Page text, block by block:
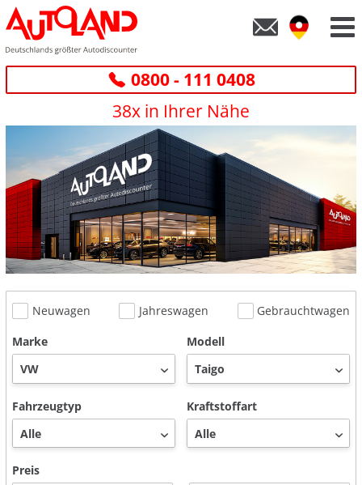
0800 - 111 0408
38x in Ihrer Nähe
Neuwagen Jahreswagen
Gebrauchtwagen
Marke
Modell
Fahrzeugtyp Kraftstoffart
Preis